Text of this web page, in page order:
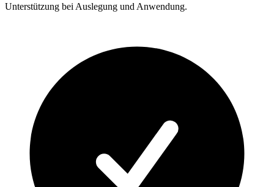
Unterstützung bei Auslegung und Anwendung.